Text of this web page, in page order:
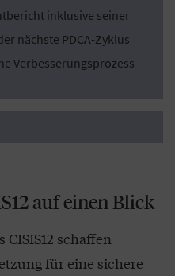
inklusive seiner
nächste PDCA-Zyklus
Verbesserungsprozess
auf einen Blick
schaffen
für eine sichere